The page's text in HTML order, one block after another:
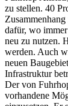
zu stellen. 40
dafür, wo
neu zu nutzen.
werden. Auch
neuen
Infrastruktur
Der von
vorhandene